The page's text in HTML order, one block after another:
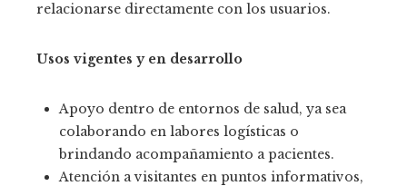
relacionarse directamente con los usuarios.
Usos vigentes y en desarrollo
Apoyo dentro de entornos de salud, ya sea
colaborando en labores logísticas o
brindando acompañamiento a pacientes.
Atención a visitantes en puntos informativos,